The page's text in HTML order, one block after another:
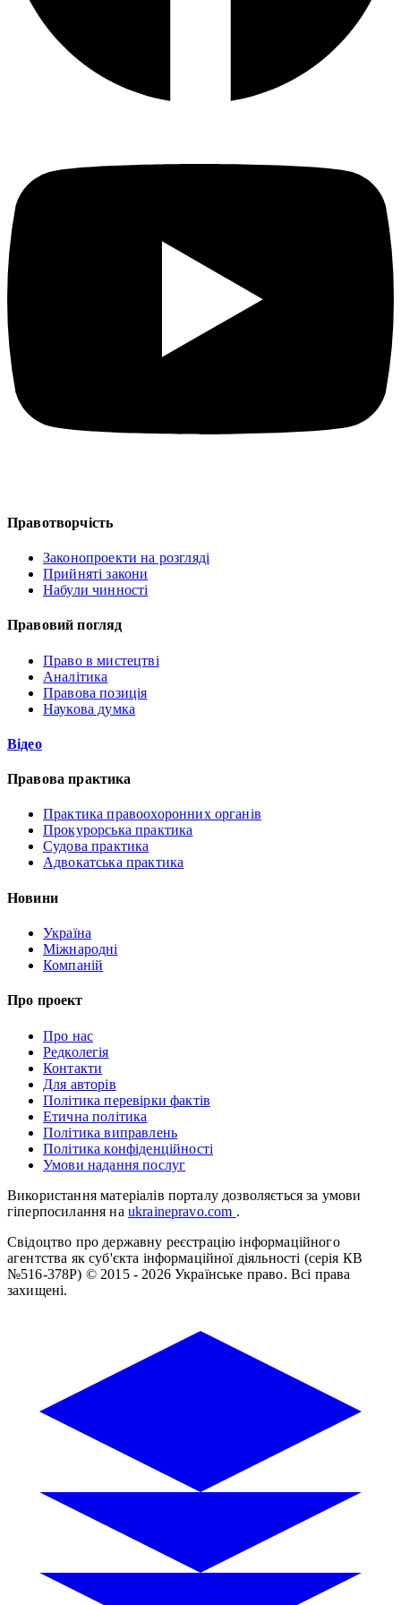
Правотворчість
Законопроекти на розгляді
Прийняті закони
Набули чинності
Правовий погляд
Право в мистецтві
Аналітика
Правова позиція
Наукова думка
Відео
Правова практика
Практика правоохоронних органів
Прокурорська практика
Судова практика
Адвокатська практика
Новини
Україна
Міжнародні
Компаній
Про проект
Про нас
Редколегія
Контакти
Для авторів
Політика перевірки фактів
Етична політика
Політика виправлень
Політика конфіденційності
Умови надання послуг
Використання матеріалів порталу дозволяється за умови
гіперпосилання на ukrainepravo.com .
Свідоцтво про державну реєстрацію інформаційного
агентства як суб'єкта інформаційної діяльності (серія КВ
№516-378Р) © 2015 - 2026 Українське право. Всі права
захищені.